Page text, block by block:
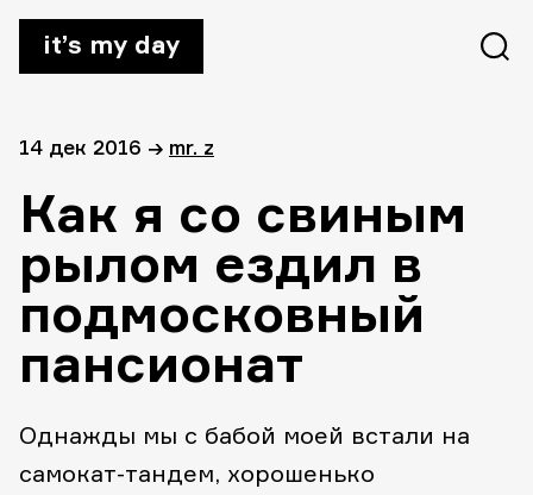
it’s my day
14 дек 2016 → mr. z
Как я со свиным
рылом ездил в
подмосковный
пансионат
Однажды мы с бабой моей встали на
самокат-тандем, хорошенько